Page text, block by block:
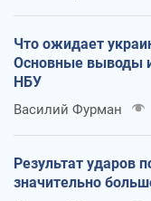
Что ожидает
Основные выводы
НБУ
Василий Фурман
Результат ударов
значительно